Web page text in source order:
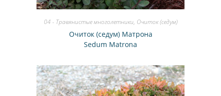
04 - Травянистые многолетники, Очиток (седум)
Очиток (седум) Матрона
Sedum Matrona